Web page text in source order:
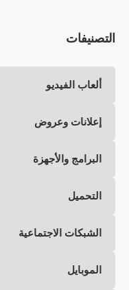
التصنيفات
ألعاب الفيديو
إعلانات وعروض
البرامج والأجهزة
التحميل
الشبكات الاجتماعية
الموبايل